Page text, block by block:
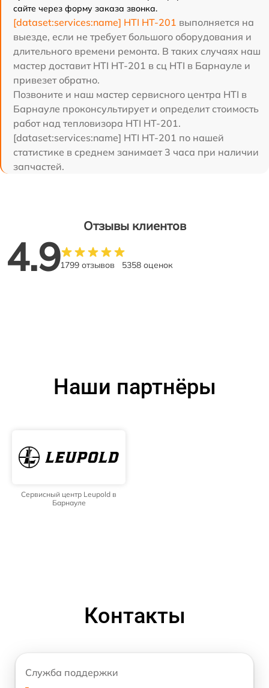
сайте через форму заказа звонка.
[dataset:services:name] HTI HT-201 выполняется на
выезде, если не требует большого оборудования и
длительного времени ремонта. В таких случаях наш
мастер доставит HTI HT-201 в сц HTI в Барнауле и
привезет обратно.
Позвоните и наш мастер сервисного центра HTI в
Барнауле проконсультирует и определит стоимость
работ над тепловизора HTI HT-201.
[dataset:services:name] HTI HT-201 по нашей
статистике в среднем занимает 3 часа при наличии
запчастей.
Отзывы клиентов
4.91799 отзывов 5358 оценок
Наши партнёры
Сервисный центр Leupold в
Барнауле
Контакты
Служба поддержки